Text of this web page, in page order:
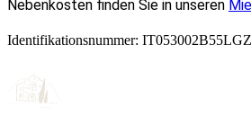
Nebenkosten finden Sie in unseren
Identifikationsnummer: